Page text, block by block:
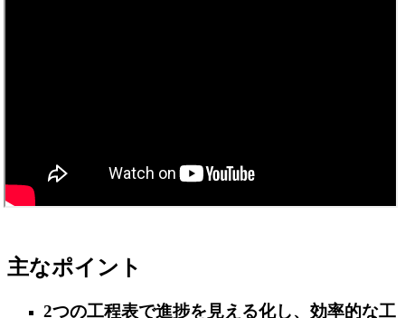
主なポイント
2つの工程表で進捗を見える化し、効率的な工